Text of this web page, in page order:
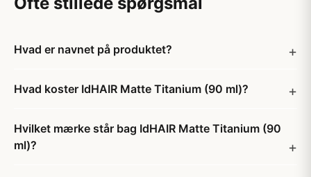
Hvad er navnet på produktet?
Hvad koster IdHAIR Matte Titanium (90 ml)?
Hvilket mærke står bag IdHAIR Matte Titanium (90
ml)?